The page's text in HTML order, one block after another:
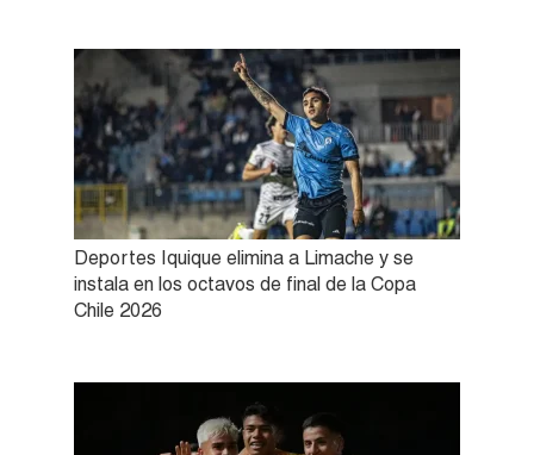
Deportes Iquique elimina a Limache y se
instala en los octavos de final de la Copa
Chile 2026